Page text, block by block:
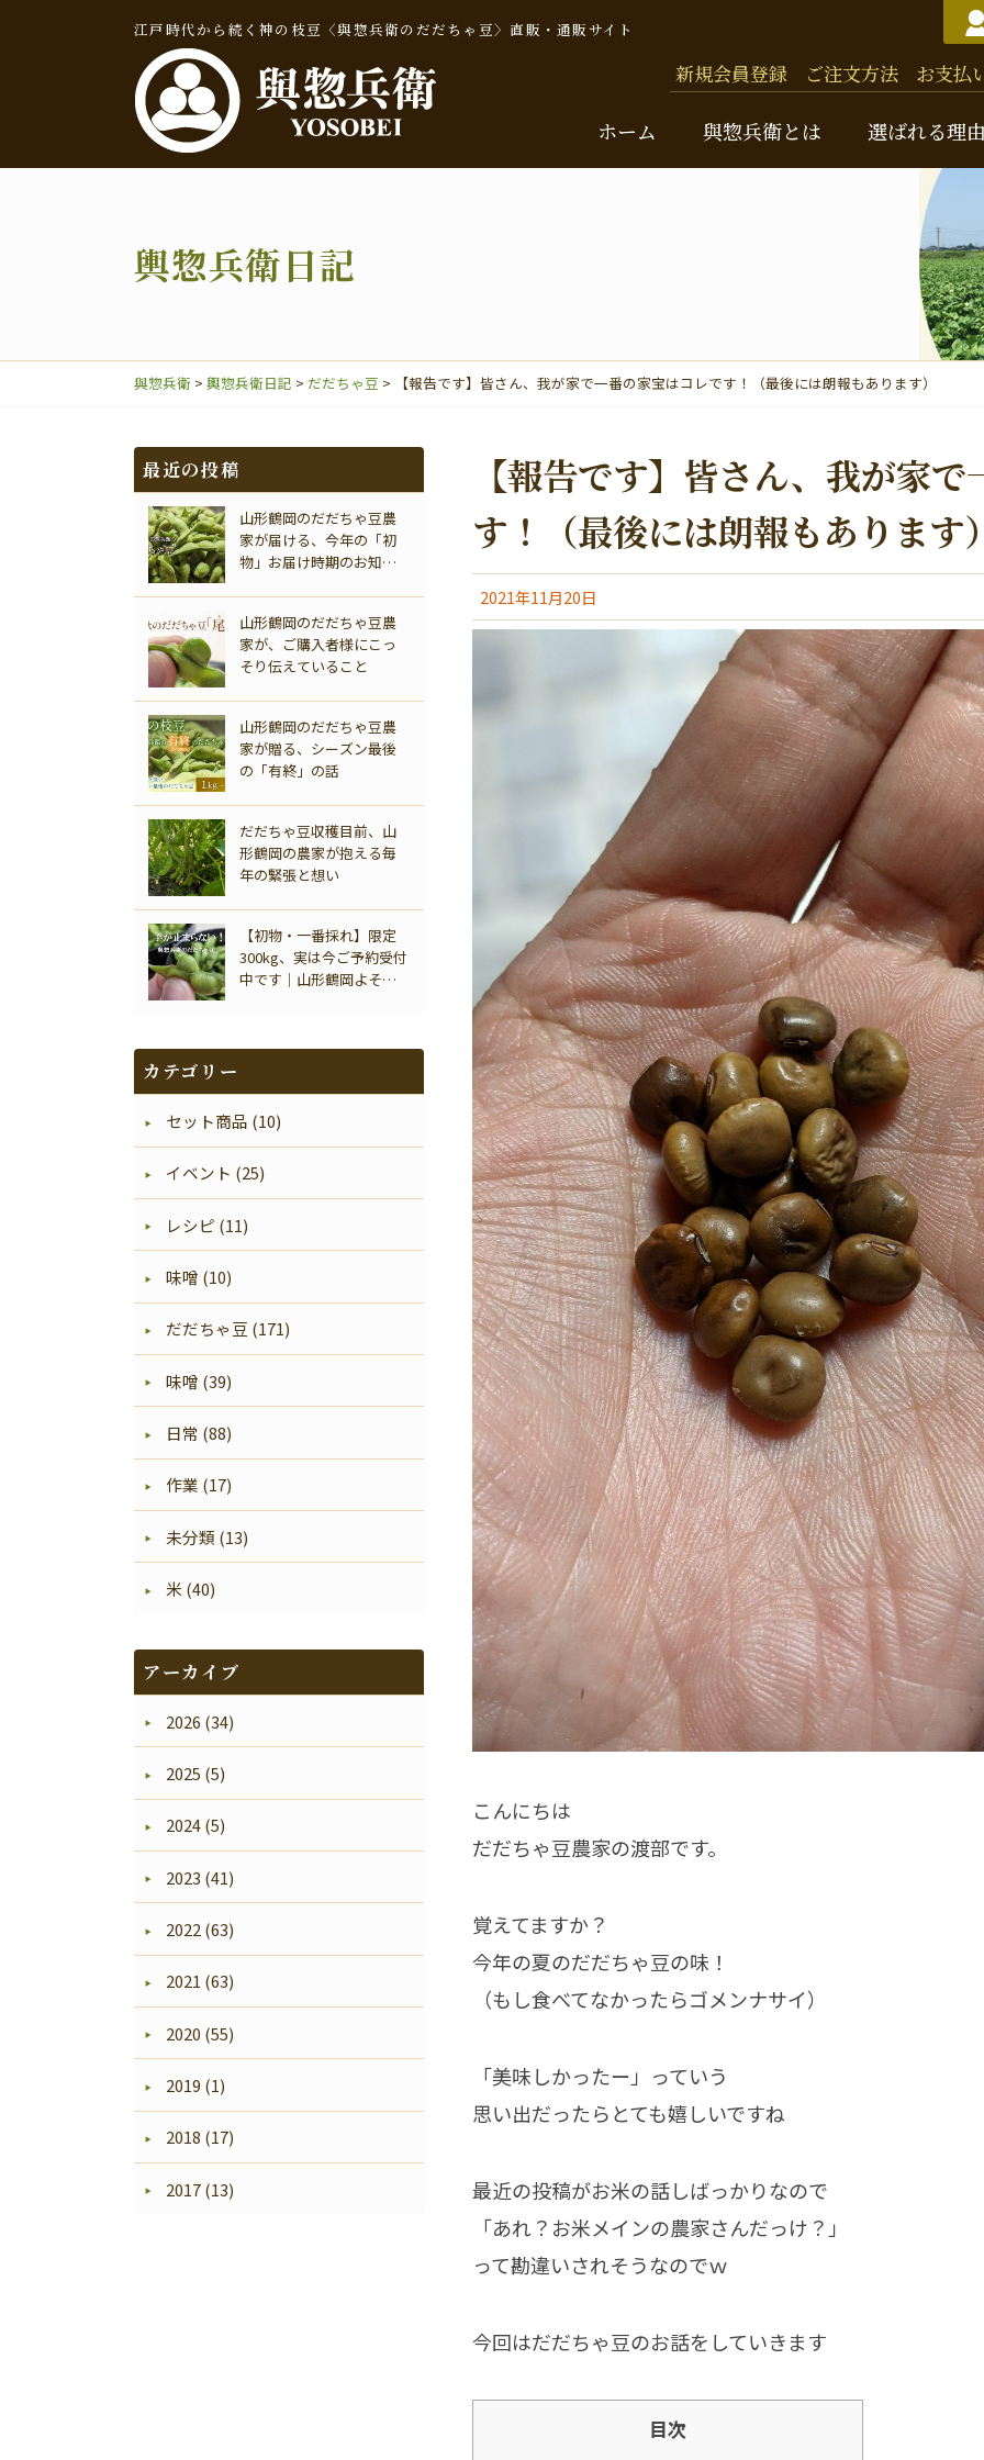
江戸時代から続く神の枝豆〈與惣兵衛のだだちゃ豆〉直販・通販サイト
新規会員登録 ご注文方法 お支払
ホーム 與惣兵衛とは 選ばれる理
だだちゃ豆 お米
初めての人におすすめ
輿惣兵衛日記
與惣
バッ
輿惣兵衛日記
與惣兵衛 > 輿惣兵衛日記 > だだちゃ豆 > 【報告です】皆さん、我が家で一番の家宝はコレです！（最後には朗報もあります）
【報告です】皆さん、我が家
す！（最後には朗報もあります
2021年11月20日
こんにちは
だだちゃ豆農家の渡部です。
覚えてますか？
今年の夏のだだちゃ豆の味！
（もし食べてなかったらゴメンナサイ）
「美味しかったー」っていう
思い出だったらとても嬉しいですね
最近の投稿がお米の話しばっかりなので
「あれ？お米メインの農家さんだっけ？」
って勘違いされそうなのでｗ
今回はだだちゃ豆のお話をしていきます
目次
最近の投稿
山形鶴岡のだだちゃ豆農
家が届ける、今年の「初
物」お届け時期のお知ら
山形鶴岡のだだちゃ豆農
家が、ご購入者様にこっ
そり伝えていること
山形鶴岡のだだちゃ豆農
家が贈る、シーズン最後
の「有終」の話
だだちゃ豆収穫目前、山
形鶴岡の農家が抱える毎
年の緊張と想い
【初物・一番採れ】限定
300kg、実は今ご予約受付
中です｜山形鶴岡よそべ
カテゴリー
セット商品 (10)
イベント (25)
レシピ (11)
味噌 (10)
だだちゃ豆 (171)
味噌 (39)
日常 (88)
作業 (17)
未分類 (13)
米 (40)
アーカイブ
2026 (34)
2025 (5)
2024 (5)
2023 (41)
2022 (63)
2021 (63)
2020 (55)
2019 (1)
2018 (17)
2017 (13)